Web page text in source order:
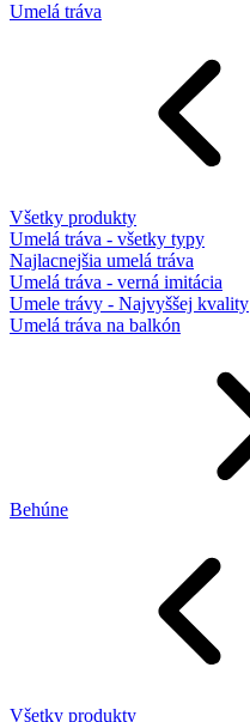
Umelá tráva
Všetky produkty
Umelá tráva - všetky typy
Najlacnejšia umelá tráva
Umelá tráva - verná imitácia
Umele trávy - Najvyššej kvality
Umelá tráva na balkón
Behúne
Všetky produkty